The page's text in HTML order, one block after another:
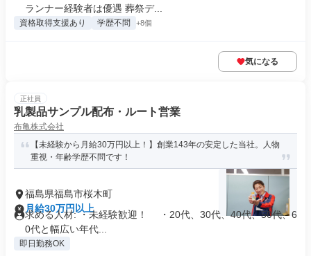
ランナー経験者は優遇 葬祭デ...
資格取得支援あり 学歴不問 +8個
気になる
正社員
乳製品サンプル配布・ルート営業
布亀株式会社
【未経験から月給30万円以上！】創業143年の安定した当社。人物
重視・年齢学歴不問です！
福島県福島市桜木町
月給30万円以上
求める人材: ・未経験歓迎！ ・20代、30代、40代、50代、6
0代と幅広い年代...
即日勤務OK